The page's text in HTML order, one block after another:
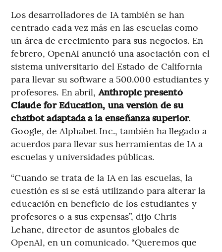
Los desarrolladores de IA también se han
centrado cada vez más en las escuelas como
un área de crecimiento para sus negocios. En
febrero, OpenAI anunció una asociación con el
sistema universitario del Estado de California
para llevar su software a 500.000 estudiantes y
profesores. En abril,Anthropic presentó
Claude for Education, una versión de su
chatbot adaptada a la enseñanza superior.
Google, de Alphabet Inc., también ha llegado a
acuerdos para llevar sus herramientas de IA a
escuelas y universidades públicas.
“Cuando se trata de la IA en las escuelas, la
cuestión es si se está utilizando para alterar la
educación en beneficio de los estudiantes y
profesores o a sus expensas”, dijo Chris
Lehane, director de asuntos globales de
OpenAI, en un comunicado. “Queremos que